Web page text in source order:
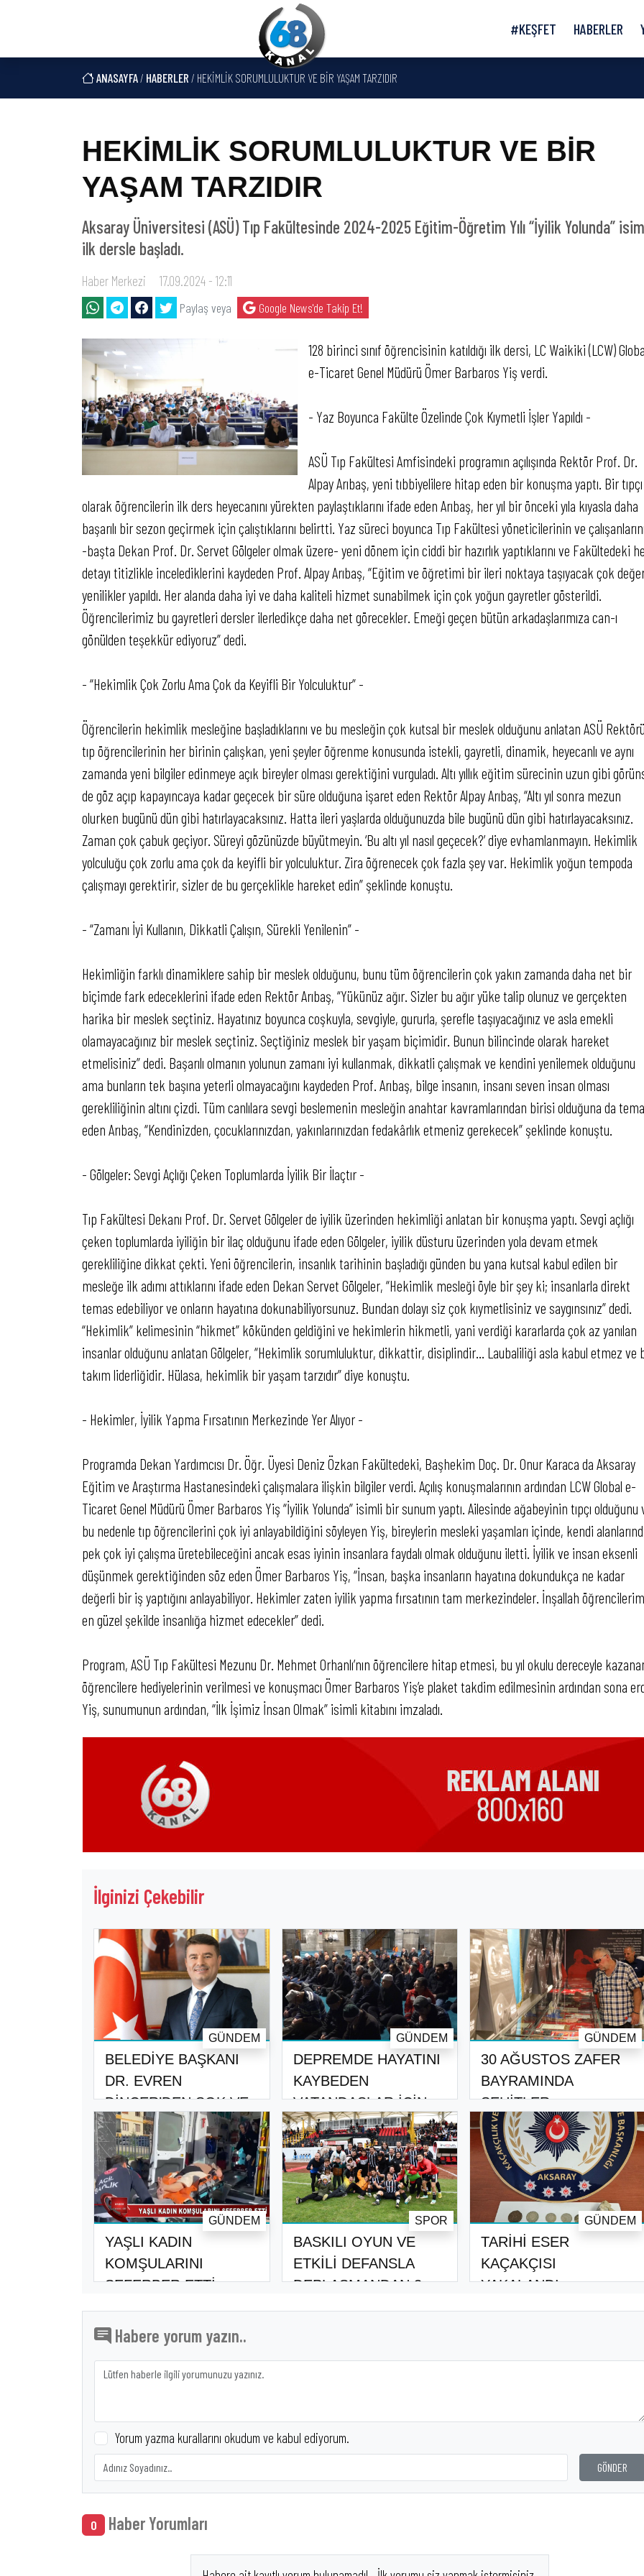
#KEŞFET HABERLER
ANASAYFA/ HABERLER / HEKİMLİK SORUMLULUKTUR VE BİR YAŞAM TARZIDIR
HEKİMLİK SORUMLULUKTUR VE BİR
YAŞAM TARZIDIR
Aksaray Üniversitesi (ASÜ) Tıp Fakültesinde 2024-2025 Eğitim-Öğretim Yılı “İyilik Yolunda”
ilk dersle başladı.
Haber Merkezi 17.09.2024 - 12:11
Paylaş veya Google News'de Takip Et!
128 birinci sınıf öğrencisinin katıldığı ilk dersi, LC Waikiki (LCW)
e-Ticaret Genel Müdürü Ömer Barbaros Yiş verdi.
- Yaz Boyunca Fakülte Özelinde Çok Kıymetli İşler Yapıldı -
ASÜ Tıp Fakültesi Amfisindeki programın açılışında Rektör Prof. Dr.
Alpay Arıbaş, yeni tıbbiyelilere hitap eden bir konuşma yaptı. Bir tıpçı
olarak öğrencilerin ilk ders heyecanını yürekten paylaştıklarını ifade eden Arıbaş, her yıl bir önceki yıla kıyasla daha
başarılı bir sezon geçirmek için çalıştıklarını belirtti. Yaz süreci boyunca Tıp Fakültesi yöneticilerinin ve
-başta Dekan Prof. Dr. Servet Gölgeler olmak üzere- yeni dönem için ciddi bir hazırlık yaptıklarını ve Fakültedeki
detayı titizlikle incelediklerini kaydeden Prof. Alpay Arıbaş, “Eğitim ve öğretimi bir ileri noktaya taşıyacak çok
yenilikler yapıldı. Her alanda daha iyi ve daha kaliteli hizmet sunabilmek için çok yoğun gayretler gösterildi.
Öğrencilerimiz bu gayretleri dersler ilerledikçe daha net görecekler. Emeği geçen bütün arkadaşlarımıza can-ı
gönülden teşekkür ediyoruz” dedi.
- “Hekimlik Çok Zorlu Ama Çok da Keyifli Bir Yolculuktur” -
Öğrencilerin hekimlik mesleğine başladıklarını ve bu mesleğin çok kutsal bir meslek olduğunu anlatan ASÜ
tıp öğrencilerinin her birinin çalışkan, yeni şeyler öğrenme konusunda istekli, gayretli, dinamik, heyecanlı ve aynı
zamanda yeni bilgiler edinmeye açık bireyler olması gerektiğini vurguladı. Altı yıllık eğitim sürecinin uzun gibi
de göz açıp kapayıncaya kadar geçecek bir süre olduğuna işaret eden Rektör Alpay Arıbaş, “Altı yıl sonra mezun
olurken bugünü dün gibi hatırlayacaksınız. Hatta ileri yaşlarda olduğunuzda bile bugünü dün gibi hatırlayacaksınız.
Zaman çok çabuk geçiyor. Süreyi gözünüzde büyütmeyin. ‘Bu altı yıl nasıl geçecek?’ diye evhamlanmayın. Hekimlik
yolculuğu çok zorlu ama çok da keyifli bir yolculuktur. Zira öğrenecek çok fazla şey var. Hekimlik yoğun tempoda
çalışmayı gerektirir, sizler de bu gerçeklikle hareket edin” şeklinde konuştu.
- “Zamanı İyi Kullanın, Dikkatli Çalışın, Sürekli Yenilenin” -
Hekimliğin farklı dinamiklere sahip bir meslek olduğunu, bunu tüm öğrencilerin çok yakın zamanda daha net bir
biçimde fark edeceklerini ifade eden Rektör Arıbaş, “Yükünüz ağır. Sizler bu ağır yüke talip olunuz ve gerçekten
harika bir meslek seçtiniz. Hayatınız boyunca coşkuyla, sevgiyle, gururla, şerefle taşıyacağınız ve asla emekli
olamayacağınız bir meslek seçtiniz. Seçtiğiniz meslek bir yaşam biçimidir. Bunun bilincinde olarak hareket
etmelisiniz” dedi. Başarılı olmanın yolunun zamanı iyi kullanmak, dikkatli çalışmak ve kendini yenilemek olduğunu
ama bunların tek başına yeterli olmayacağını kaydeden Prof. Arıbaş, bilge insanın, insanı seven insan olması
gerekliliğinin altını çizdi. Tüm canlılara sevgi beslemenin mesleğin anahtar kavramlarından birisi olduğuna da
eden Arıbaş, “Kendinizden, çocuklarınızdan, yakınlarınızdan fedakârlık etmeniz gerekecek” şeklinde konuştu.
- Gölgeler: Sevgi Açlığı Çeken Toplumlarda İyilik Bir İlaçtır -
Tıp Fakültesi Dekanı Prof. Dr. Servet Gölgeler de iyilik üzerinden hekimliği anlatan bir konuşma yaptı. Sevgi açlığı
çeken toplumlarda iyiliğin bir ilaç olduğunu ifade eden Gölgeler, iyilik düsturu üzerinden yola devam etmek
gerekliliğine dikkat çekti. Yeni öğrencilerin, insanlık tarihinin başladığı günden bu yana kutsal kabul edilen bir
mesleğe ilk adımı attıklarını ifade eden Dekan Servet Gölgeler, “Hekimlik mesleği öyle bir şey ki; insanlarla direkt
temas edebiliyor ve onların hayatına dokunabiliyorsunuz. Bundan dolayı siz çok kıymetlisiniz ve saygınsınız” dedi.
“Hekimlik” kelimesinin “hikmet” kökünden geldiğini ve hekimlerin hikmetli, yani verdiği kararlarda çok az yanılan
insanlar olduğunu anlatan Gölgeler, “Hekimlik sorumluluktur, dikkattir, disiplindir… Laubaliliği asla kabul etmez ve
takım liderliğidir. Hülasa, hekimlik bir yaşam tarzıdır” diye konuştu.
- Hekimler, İyilik Yapma Fırsatının Merkezinde Yer Alıyor -
Programda Dekan Yardımcısı Dr. Öğr. Üyesi Deniz Özkan Fakültedeki, Başhekim Doç. Dr. Onur Karaca da Aksaray
Eğitim ve Araştırma Hastanesindeki çalışmalara ilişkin bilgiler verdi. Açılış konuşmalarının ardından LCW Global e-
Ticaret Genel Müdürü Ömer Barbaros Yiş “İyilik Yolunda” isimli bir sunum yaptı. Ailesinde ağabeyinin tıpçı olduğunu
bu nedenle tıp öğrencilerini çok iyi anlayabildiğini söyleyen Yiş, bireylerin mesleki yaşamları içinde, kendi
pek çok iyi çalışma üretebileceğini ancak esas iyinin insanlara faydalı olmak olduğunu iletti. İyilik ve insan eksenli
düşünmek gerektiğinden söz eden Ömer Barbaros Yiş, “İnsan, başka insanların hayatına dokundukça ne kadar
değerli bir iş yaptığını anlayabiliyor. Hekimler zaten iyilik yapma fırsatının tam merkezindeler. İnşallah
en güzel şekilde insanlığa hizmet edecekler” dedi.
Program, ASÜ Tıp Fakültesi Mezunu Dr. Mehmet Orhanlı’nın öğrencilere hitap etmesi, bu yıl okulu dereceyle
öğrencilere hediyelerinin verilmesi ve konuşmacı Ömer Barbaros Yiş’e plaket takdim edilmesinin ardından sona
Yiş, sunumunun ardından, “İlk İşimiz İnsan Olmak” isimli kitabını imzaladı.
İlginizi Çekebilir
BELEDİYE BAŞKANI
DR. EVREN
DİNÇER’DEN SGK VE
MALİY..
GÜNDEM
DEPREMDE HAYATINI
KAYBEDEN
VATANDAŞLAR İÇİN
MEVLÜD..
GÜNDEM
30 AĞUSTOS ZAFER
BAYRAMINDA
ŞEHİTLER
MÜZESİNDE ZİY..
GÜNDEM
YAŞLI KADIN
KOMŞULARINI
SEFERBER ETTİ
GÜNDEM
BASKILI OYUN VE
ETKİLİ DEFANSLA
DEPLASMANDAN 3
SPOR
TARİHİ ESER
KAÇAKÇISI
YAKALANDI
GÜNDEM
Habere yorum yazın..
Yorum yazma kurallarını okudum ve kabul ediyorum.
GÖNDER
0 Haber Yorumları